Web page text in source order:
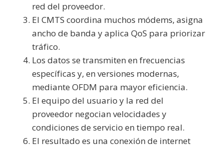
red del proveedor.
El CMTS coordina muchos módems, asigna
ancho de banda y aplica QoS para priorizar
tráfico.
Los datos se transmiten en frecuencias
específicas y, en versiones modernas,
mediante OFDM para mayor eficiencia.
El equipo del usuario y la red del
proveedor negocian velocidades y
condiciones de servicio en tiempo real.
El resultado es una conexión de internet